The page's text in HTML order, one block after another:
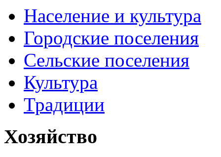
Население и культура
Городские поселения
Сельские поселения
Культура
Традиции
Хозяйство